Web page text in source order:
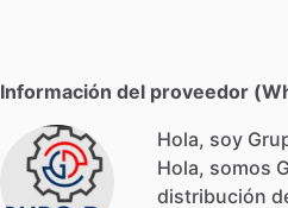
Información del proveedor
Hola, soy
Hola, somos
distribución